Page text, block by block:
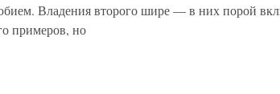
Владения второго шире — в них порой
примеров, но